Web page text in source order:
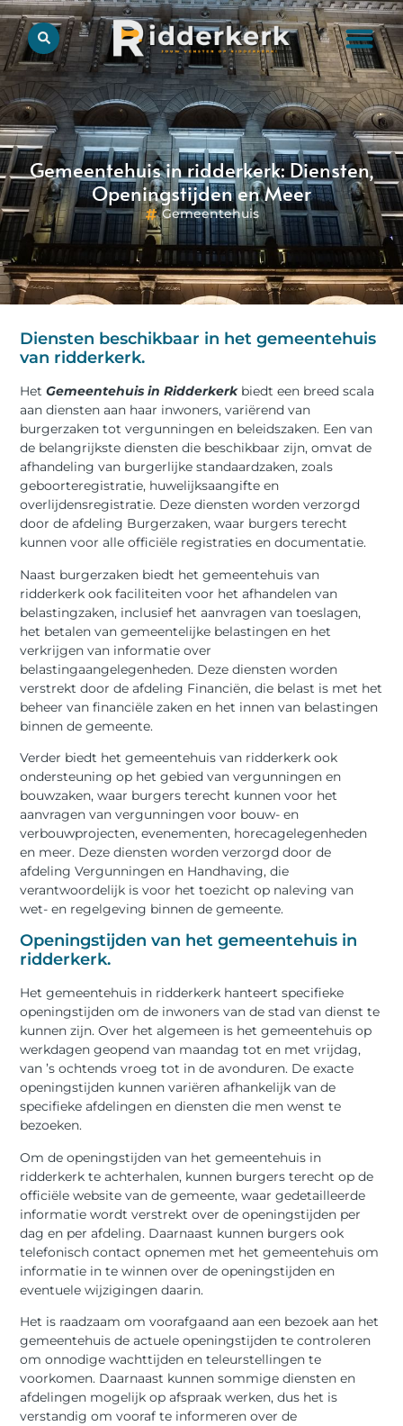
Gemeentehuis in ridderkerk: Diensten,
Openingstijden en Meer
Gemeentehuis
Diensten beschikbaar in het gemeentehuis
van ridderkerk.
HetGemeentehuis in Ridderkerkbiedt een breed scala
aan diensten aan haar inwoners, variërend van
burgerzaken tot vergunningen en beleidszaken. Een van
de belangrijkste diensten die beschikbaar zijn, omvat de
afhandeling van burgerlijke standaardzaken, zoals
geboorteregistratie, huwelijksaangifte en
overlijdensregistratie. Deze diensten worden verzorgd
door de afdeling Burgerzaken, waar burgers terecht
kunnen voor alle officiële registraties en documentatie.
Naast burgerzaken biedt het gemeentehuis van
ridderkerk ook faciliteiten voor het afhandelen van
belastingzaken, inclusief het aanvragen van toeslagen,
het betalen van gemeentelijke belastingen en het
verkrijgen van informatie over
belastingaangelegenheden. Deze diensten worden
verstrekt door de afdeling Financiën, die belast is met het
beheer van financiële zaken en het innen van belastingen
binnen de gemeente.
Verder biedt het gemeentehuis van ridderkerk ook
ondersteuning op het gebied van vergunningen en
bouwzaken, waar burgers terecht kunnen voor het
aanvragen van vergunningen voor bouw- en
verbouwprojecten, evenementen, horecagelegenheden
en meer. Deze diensten worden verzorgd door de
afdeling Vergunningen en Handhaving, die
verantwoordelijk is voor het toezicht op naleving van
wet- en regelgeving binnen de gemeente.
Openingstijden van het gemeentehuis in
ridderkerk.
Het gemeentehuis in ridderkerk hanteert specifieke
openingstijden om de inwoners van de stad van dienst te
kunnen zijn. Over het algemeen is het gemeentehuis op
werkdagen geopend van maandag tot en met vrijdag,
van ’s ochtends vroeg tot in de avonduren. De exacte
openingstijden kunnen variëren afhankelijk van de
specifieke afdelingen en diensten die men wenst te
bezoeken.
Om de openingstijden van het gemeentehuis in
ridderkerk te achterhalen, kunnen burgers terecht op de
officiële website van de gemeente, waar gedetailleerde
informatie wordt verstrekt over de openingstijden per
dag en per afdeling. Daarnaast kunnen burgers ook
telefonisch contact opnemen met het gemeentehuis om
informatie in te winnen over de openingstijden en
eventuele wijzigingen daarin.
Het is raadzaam om voorafgaand aan een bezoek aan het
gemeentehuis de actuele openingstijden te controleren
om onnodige wachttijden en teleurstellingen te
voorkomen. Daarnaast kunnen sommige diensten en
afdelingen mogelijk op afspraak werken, dus het is
verstandig om vooraf te informeren over de